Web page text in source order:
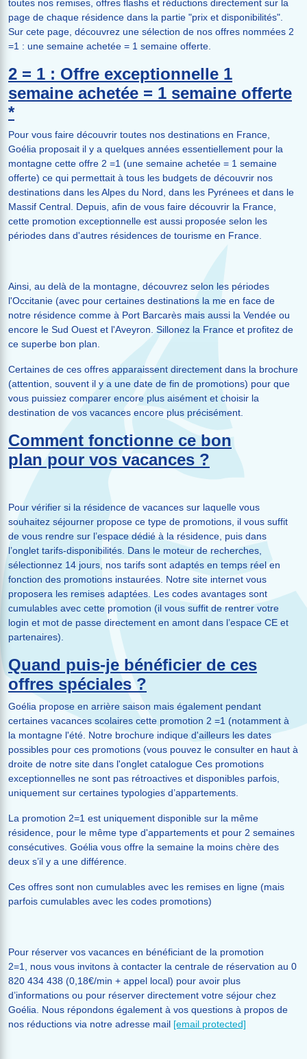
toutes nos remises, offres flashs et réductions directement sur la
page de chaque résidence dans la partie "prix et disponibilités".
Sur cete page, découvrez une sélection de nos offres nommées 2
=1 : une semaine achetée = 1 semaine offerte.
2 = 1 : Offre exceptionnelle 1
semaine achetée = 1 semaine offerte
*
Pour vous faire découvrir toutes nos destinations en France,
Goélia proposait il y a quelques années essentiellement pour la
montagne cette offre 2 =1 (une semaine achetée = 1 semaine
offerte) ce qui permettait à tous les budgets de découvrir nos
destinations dans les Alpes du Nord, dans les Pyrénees et dans le
Massif Central. Depuis, afin de vous faire découvrir la France,
cette promotion exceptionnelle est aussi proposée selon les
périodes dans d'autres résidences de tourisme en France.
Ainsi, au delà de la montagne, découvrez selon les périodes
l'Occitanie (avec pour certaines destinations la me en face de
notre résidence comme à Port Barcarès mais aussi la Vendée ou
encore le Sud Ouest et l'Aveyron. Sillonez la France et profitez de
ce superbe bon plan.
Certaines de ces offres apparaissent directement dans la brochure
(attention, souvent il y a une date de fin de promotions) pour que
vous puissiez comparer encore plus aisément et choisir la
destination de vos vacances encore plus précisément.
Comment fonctionne ce bon
plan pour vos vacances ?
Pour vérifier si la résidence de vacances sur laquelle vous
souhaitez séjourner propose ce type de promotions, il vous suffit
de vous rendre sur l’espace dédié à la résidence, puis dans
l’onglet tarifs-disponibilités. Dans le moteur de recherches,
sélectionnez 14 jours, nos tarifs sont adaptés en temps réel en
fonction des promotions instaurées. Notre site internet vous
proposera les remises adaptées. Les codes avantages sont
cumulables avec cette promotion (il vous suffit de rentrer votre
login et mot de passe directement en amont dans l’espace CE et
partenaires).
Quand puis-je bénéficier de ces
offres spéciales ?
Goélia propose en arrière saison mais également pendant
certaines vacances scolaires cette promotion 2 =1 (notamment à
la montagne l'été. Notre brochure indique d'ailleurs les dates
possibles pour ces promotions (vous pouvez le consulter en haut à
droite de notre site dans l'onglet catalogue Ces promotions
exceptionnelles ne sont pas rétroactives et disponibles parfois,
uniquement sur certaines typologies d’appartements.
La promotion 2=1 est uniquement disponible sur la même
résidence, pour le même type d'appartements et pour 2 semaines
consécutives. Goélia vous offre la semaine la moins chère des
deux s’il y a une différence.
Ces offres sont non cumulables avec les remises en ligne (mais
parfois cumulables avec les codes promotions)
Pour réserver vos vacances en bénéficiant de la promotion
2=1, nous vous invitons à contacter la centrale de réservation au 0
820 434 438 (0,18€/min + appel local) pour avoir plus
d’informations ou pour réserver directement votre séjour chez
Goélia. Nous répondons également à vos questions à propos de
nos réductions via notre adresse mail [email protected]